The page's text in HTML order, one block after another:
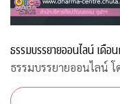
ธรรมบรรยายออนไลน์ เดื
ธรรมบรรยายออนไลน์